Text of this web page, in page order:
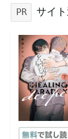
PR サイ